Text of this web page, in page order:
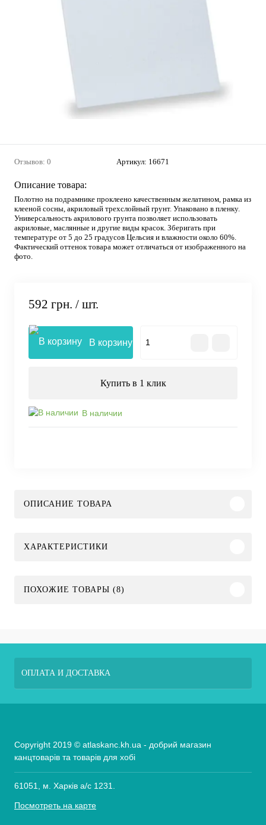
Отзывов: 0 Артикул: 16671
Описание товара:
Полотно на подрамнике проклеено качественным желатином, рамка из
клееной сосны, акриловый трехслойный грунт. Упаковано в пленку.
Универсальность акрилового грунта позволяет использовать
акриловые, маслянные и другие виды красок. Зберигать при
температуре от 5 до 25 градусов Цельсия и влажности около 60%.
Фактический оттенок товара может отличаться от изображенного на
фото.
592 грн. / шт.
В корзину
Купить в 1 клик
В наличии
ОПИСАНИЕ ТОВАРА
ХАРАКТЕРИСТИКИ
ПОХОЖИЕ ТОВАРЫ (8)
ОПЛАТА И ДОСТАВКА
Copyright 2019 © atlaskanc.kh.ua - добрий магазин
канцтоварів та товарів для хобі
61051, м. Харків а/с 1231.
Посмотреть на карте